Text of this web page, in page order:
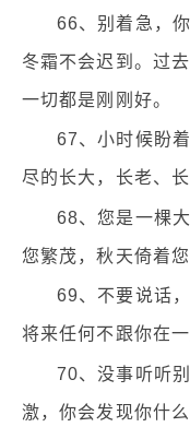
66、别着急，
冬霜不会迟到。过
一切都是刚刚好。
67、小时候盼
尽的长大，长老、
68、您是一棵
您繁茂，秋天倚着
69、不要说话
将来任何不跟你在
70、没事听听
激，你会发现你什